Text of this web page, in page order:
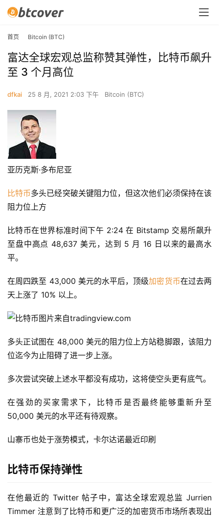
首页 Bitcoin (BTC)
富达全球宏观总监称赞其弹性，比特币飙升
至 3 个月高位
dfkai 25 8 月, 2021 2:03 下午 Bitcoin (BTC)
亚历克斯·多布尼亚
比特币多头已经突破关键阻力位，但这次他们必须保持在该
阻力位上方
比特币在世界标准时间下午 2:24 在 Bitstamp 交易所飙升
至盘中高点 48,637 美元，达到 5 月 16 日以来的最高水
平。
在周四跌至 43,000 美元的水平后，顶级加密货币在过去两
天上涨了 10% 以上。
图片来自tradingview.com
多头正试图在 48,000 美元的阻力位上方站稳脚跟，该阻力
位迄今为止阻碍了进一步上涨。
多次尝试突破上述水平都没有成功，这将使空头更有底气。
在强劲的买家需求下，比特币是否最终能够重新升至
50,000 美元的水平还有待观察。
山寨币也处于涨势模式，卡尔达诺最近印刷
比特币保持弹性
在他最近的 Twitter 帖子中，富达全球宏观总监 Jurrien
Timmer 注意到了比特币和更广泛的加密货币市场所表现出